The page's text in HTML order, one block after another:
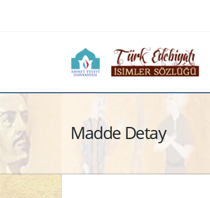
Madde Detay